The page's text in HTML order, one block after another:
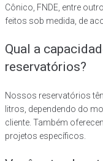
Cônico, FNDE, entre
feitos sob medida, de
Qual a
reservatórios?
Nossos reservatórios
litros, dependendo do
cliente. Também
projetos específicos.